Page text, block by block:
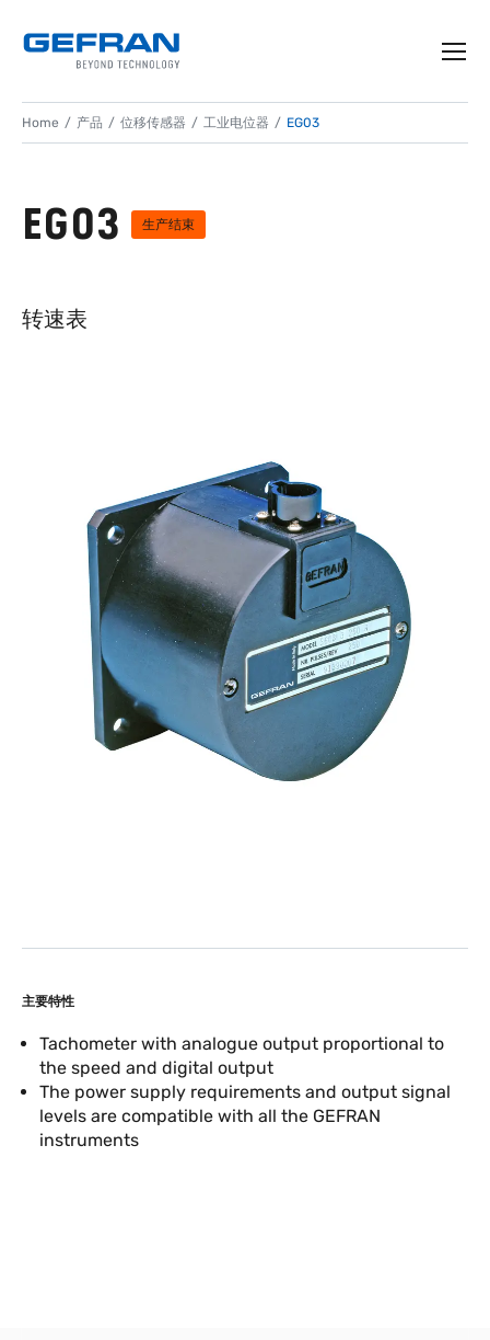
Home 产品 位移传感器 工业电位器 EG03
EG03 生产结束
转速表
主要特性
Tachometer with analogue output proportional to
the speed and digital output
The power supply requirements and output signal
levels are compatible with all the GEFRAN
instruments